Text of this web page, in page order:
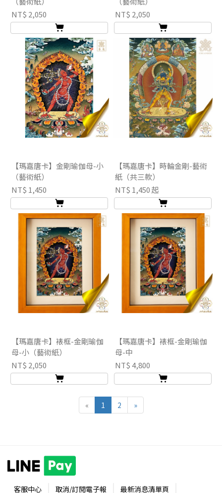
NT$ 2,050
NT$ 2,050
【瑪嘉唐卡】金剛瑜伽母-小
（藝術紙）
NT$ 1,450
【瑪嘉唐卡】時輪金剛-藝術
紙（共三款）
NT$ 1,450 起
【瑪嘉唐卡】裱框-金剛瑜伽
母-小（藝術紙）
NT$ 2,050
【瑪嘉唐卡】裱框-金剛瑜伽
母-中
NT$ 4,800
« 1 2 »
客服中心 取消/訂閱電子報 最新消息清單頁